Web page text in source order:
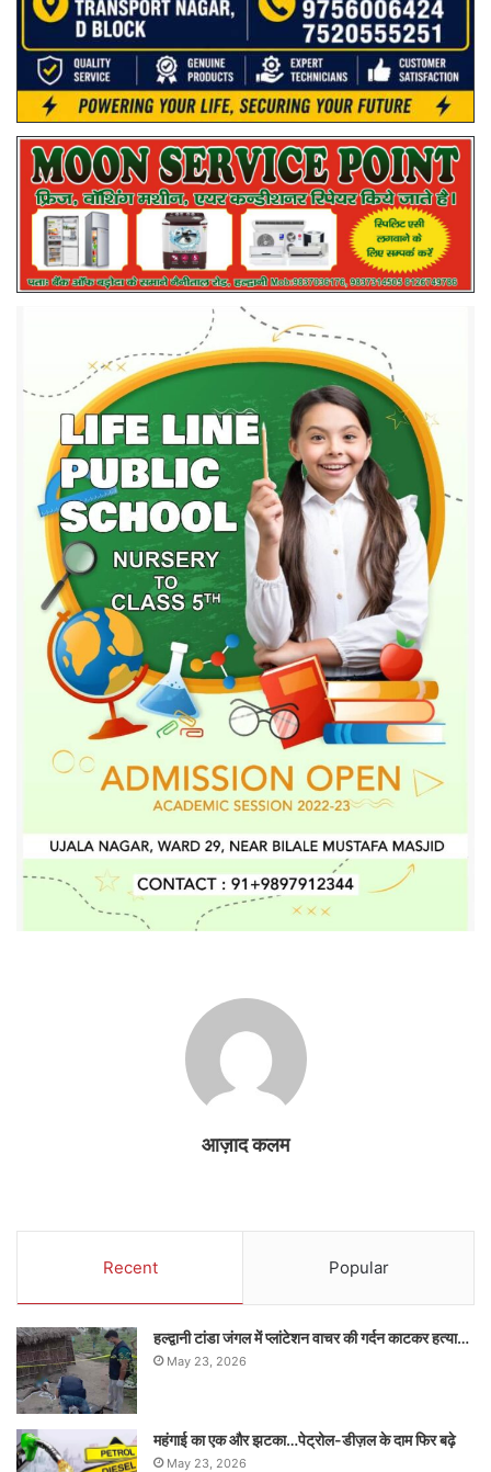
आज़ाद कलम
Recent Popular
हल्द्वानी टांडा जंगल में प्लांटेशन वाचर की गर्दन काटकर हत्या…
May 23, 2026
महंगाई का एक और झटका…पेट्रोल-डीज़ल के दाम फिर बढ़े
May 23, 2026